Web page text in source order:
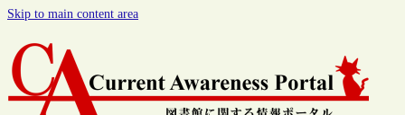
Skip to main content area